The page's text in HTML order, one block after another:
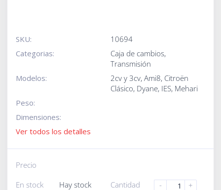
SKU:
10694
Categorias:
Caja de cambios,
Transmisión
Modelos:
2cv y 3cv, Ami8, Citroën
Clásico, Dyane, IES, Mehari
Peso:
Dimensiones:
Ver todos los detalles
Precio
En stock
Hay stock Cantidad - +